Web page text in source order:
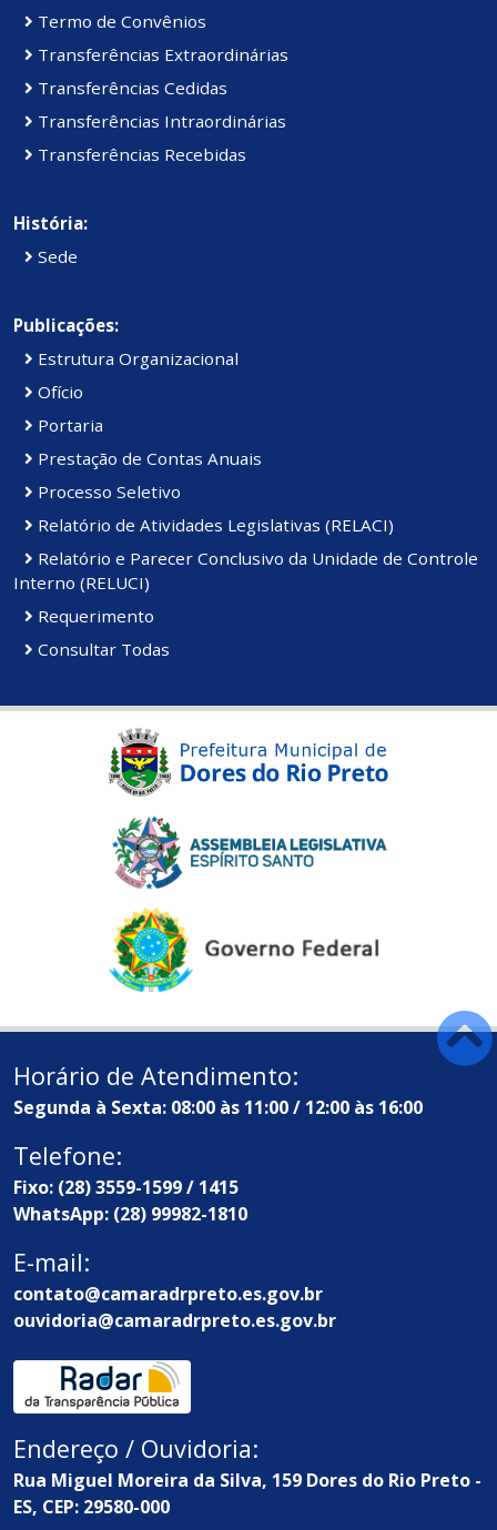
Termo de Convênios
Transferências Extraordinárias
Transferências Cedidas
Transferências Intraordinárias
Transferências Recebidas
História:
Sede
Publicações:
Estrutura Organizacional
Ofício
Portaria
Prestação de Contas Anuais
Processo Seletivo
Relatório de Atividades Legislativas (RELACI)
Relatório e Parecer Conclusivo da Unidade de Controle
Interno (RELUCI)
Requerimento
Consultar Todas
Horário de Atendimento:
Segunda à Sexta: 08:00 às 11:00 / 12:00 às 16:00
Telefone:
Fixo: (28) 3559-1599 / 1415
WhatsApp: (28) 99982-1810
E-mail:
contato@camaradrpreto.es.gov.br
ouvidoria@camaradrpreto.es.gov.br
Endereço / Ouvidoria:
Rua Miguel Moreira da Silva, 159 Dores do Rio Preto -
ES, CEP: 29580-000